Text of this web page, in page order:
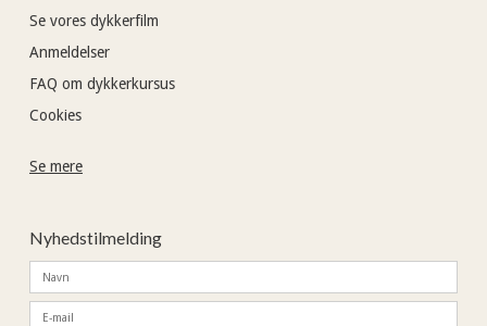
Se vores dykkerfilm
Anmeldelser
FAQ om dykkerkursus
Cookies
Se mere
Nyhedstilmelding